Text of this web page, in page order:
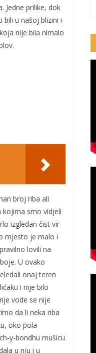
Jedne prilike, dok
bili u našoj blizini i
nije bila nimalo
broj riba ali
kojima smo vidjeli
izgledan čist vir
mjesto je malo i
lovili na
U ovako
onaj teren
i nije bilo
vode se nije
da li neka riba
oko pola
y-bondhu mušicu
u nju i u